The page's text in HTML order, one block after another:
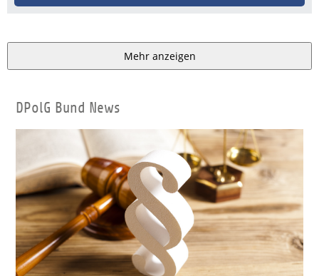
Mehr anzeigen
DPolG Bund News